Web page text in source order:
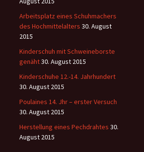
Arbeitsplatz eines Schuhmachers
des Hochmittelalters 30. August
2015
Kinderschuh mit Schweineborste
genäht30. August 2015
Kinderschuhe 12.-14. Jahrhundert
30. August 2015
Poulaines 14. Jhr – erster Versuch
30. August 2015
Herstellung eines Pechdrahtes 30.
August 2015